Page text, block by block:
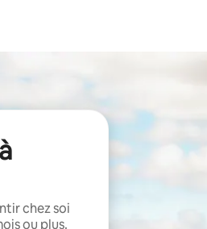
chez soi
ou plus.